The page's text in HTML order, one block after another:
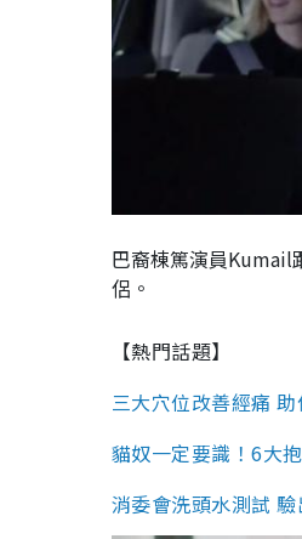
巴裔棟篤演員Kumail
侶。
【熱門話題】
三大穴位改善經痛
貓奴一定要識！6大
消委會洗頭水測試